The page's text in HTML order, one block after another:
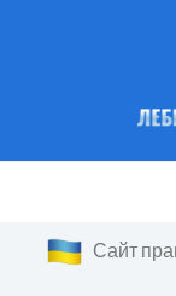
Сайт